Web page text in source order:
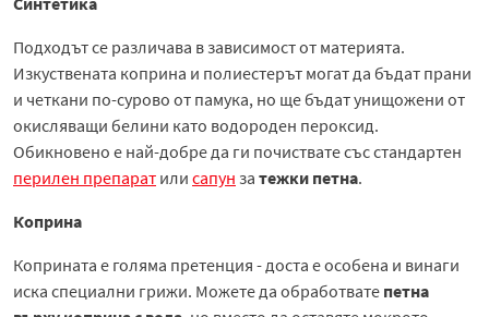
Подходът се различава в зависимост от материята.
Изкуствената коприна и полиестерът могат да бъдат прани
и четкани по-сурово от памука, но ще бъдат унищожени от
окисляващи белини като водороден пероксид.
Обикновено е най-добре да ги почиствате със стандартен
перилен препарат или сапун за тежки петна.
Коприна
Коприната е голяма претенция - доста е особена и винаги
иска специални грижи. Можете да обработвате петна